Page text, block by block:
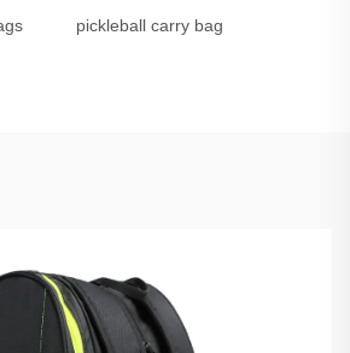
pickleball carry bag